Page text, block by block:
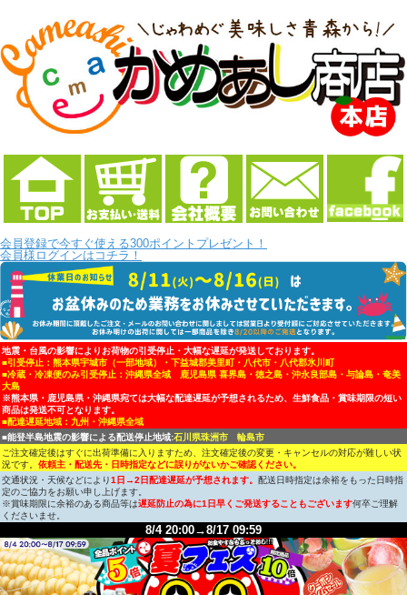
会員登録で今すぐ使える300ポイントプレゼント！
会員様ログインはコチラ！
地震・台風の影響によりお荷物の引受停止・大幅な遅延が発送しております。
■引受停止：熊本県宇城市（一部地域）・下益城郡美里町・八代市・八代郡氷川町
■冷蔵・冷凍便のみ引受停止：沖縄県全域 鹿児島県 喜界島・徳之島・沖永良部島・与論島・奄美
大島
※熊本県・鹿児島県・沖縄県宛ては大幅な配達遅延が予想されるため、生鮮食品・賞味期限の短い
商品は発送不可となります。
■配達遅延地域：九州・沖縄県全域
■能登半島地震の影響による配送停止地域:石川県珠洲市 輪島市
ご注文確定後はすぐに出荷準備に入りますため、注文確定後の変更・キャンセルの対応が難しい状
況です。 依頼主・配送先・日時指定などに誤りがないかご確認ください。
交通状況・天候などにより1日→2日配達遅延が予想されます。 配送日時指定は余裕をもった日時指
定のご協力をお願い申し上げます。
※賞味期限に余裕のある商品等は遅延防止の為に1日早くご発送することもございます何卒ご理解
くださいませ。
8/4 20:00→8/17 09:59